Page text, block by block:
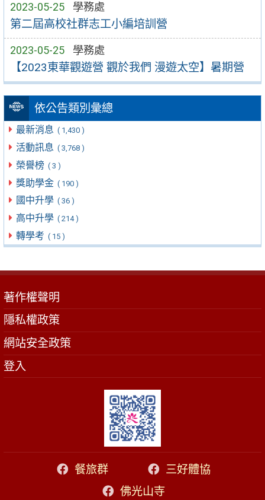
2023-05-25 學務處
第二屆高校社群志工小編培訓營
2023-05-25 學務處
【2023東華觀遊營 觀於我們 漫遊太空】暑期營
依公告類別彙總
最新消息 ( 1,430 )
活動訊息 ( 3,768 )
榮譽榜 ( 3 )
獎助學金 ( 190 )
國中升學 ( 36 )
高中升學 ( 214 )
轉學考 ( 15 )
著作權聲明
隱私權政策
網站安全政策
登入
餐旅群
三好體協
佛光山寺